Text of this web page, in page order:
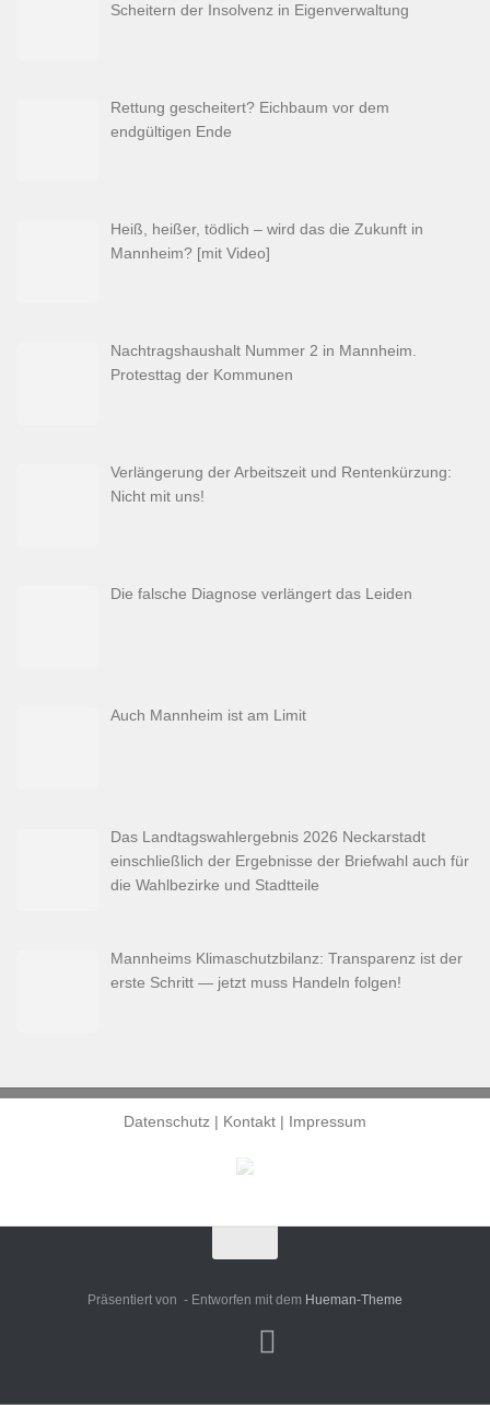
Scheitern der Insolvenz in Eigenverwaltung
Rettung gescheitert? Eichbaum vor dem
endgültigen Ende
Heiß, heißer, tödlich – wird das die Zukunft in
Mannheim? [mit Video]
Nachtragshaushalt Nummer 2 in Mannheim.
Protesttag der Kommunen
Verlängerung der Arbeitszeit und Rentenkürzung:
Nicht mit uns!
Die falsche Diagnose verlängert das Leiden
Auch Mannheim ist am Limit
Das Landtagswahlergebnis 2026 Neckarstadt
einschließlich der Ergebnisse der Briefwahl auch für
die Wahlbezirke und Stadtteile
Mannheims Klimaschutzbilanz: Transparenz ist der
erste Schritt — jetzt muss Handeln folgen!
Datenschutz | Kontakt | Impressum
Präsentiert von - Entworfen mit dem Hueman-Theme